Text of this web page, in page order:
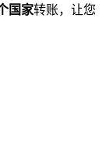
国家转账，让您